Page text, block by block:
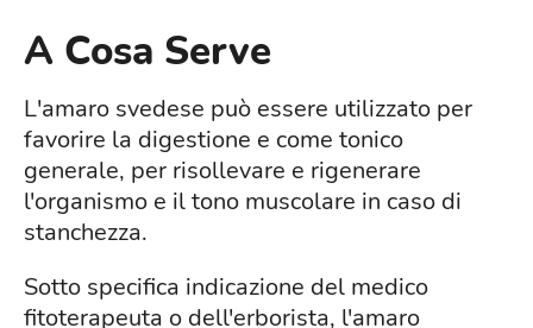
A Cosa Serve
L'amaro svedese può essere utilizzato per
favorire la digestione e come tonico
generale, per risollevare e rigenerare
l'organismo e il tono muscolare in caso di
stanchezza.
Sotto specifica indicazione del medico
fitoterapeuta o dell'erborista, l'amaro